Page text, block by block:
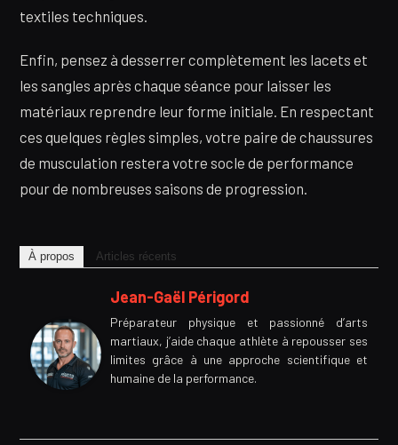
textiles techniques.
Enfin, pensez à desserrer complètement les lacets et
les sangles après chaque séance pour laisser les
matériaux reprendre leur forme initiale. En respectant
ces quelques règles simples, votre paire de chaussures
de musculation restera votre socle de performance
pour de nombreuses saisons de progression.
À propos Articles récents
Jean-Gaël Périgord
Préparateur physique et passionné d’arts
martiaux, j’aide chaque athlète à repousser ses
limites grâce à une approche scientifique et
humaine de la performance.